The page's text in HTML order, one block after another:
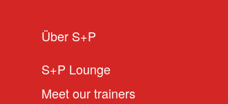
Über S+P
S+P Lounge
Meet our trainers